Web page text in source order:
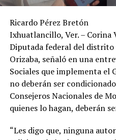
Ricardo Pérez Bretón
Ixhuatlancillo, Ver. – Corina
Diputada federal del distrito
Orizaba, señaló en una
Sociales que implementa el
no deberán ser
Consejeros Nacionales de
quienes lo hagan, deberán
“Les digo que, ninguna